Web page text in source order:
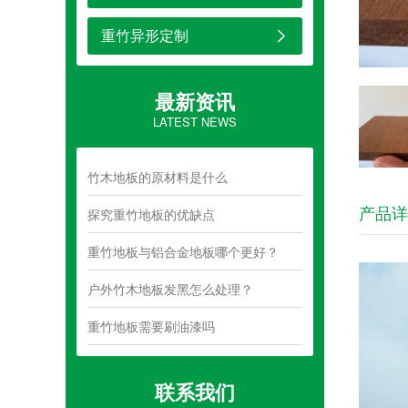
重竹异形定制
最新资讯
LATEST NEWS
竹木地板的原材料是什么
探究重竹地板的优缺点
重竹地板与铝合金地板哪个更好？
户外竹木地板发黑怎么处理？
重竹地板需要刷油漆吗
联系我们
产品